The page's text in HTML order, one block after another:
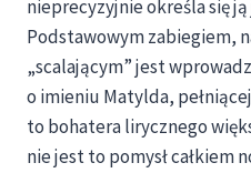
nieprecyzyjnie określa się ją
Podstawowym zabiegiem,
„scalającym” jest
o imieniu Matylda,
to bohatera lirycznego
nie jest to pomysł całkiem